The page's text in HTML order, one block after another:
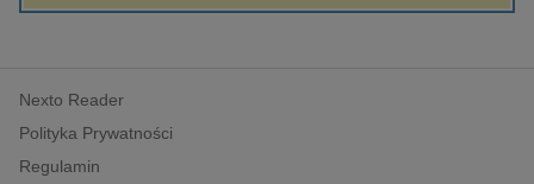
komputery, internet, technologie, informatyka
polityka, społeczno-informacyjne
psychologiczne
inne
Nexto Reader
Polityka Prywatności
Regulamin